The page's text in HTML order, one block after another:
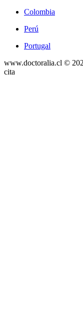
Colombia
Perú
Portugal
www.doctoralia.cl ©
cita